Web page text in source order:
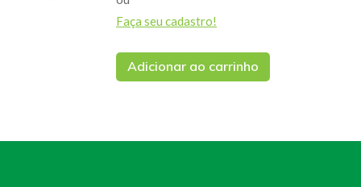
Faça seu cadastro!
Adicionar ao carrinho